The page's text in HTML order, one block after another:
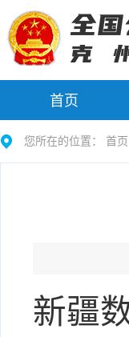
首页
您所在的位置： 首
新疆